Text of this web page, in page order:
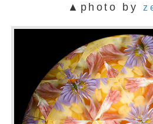
▲photo by